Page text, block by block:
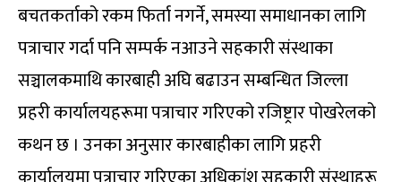
बचतकर्ताको रकम फिर्ता नगर्ने, समस्या समाधानका लागि
पत्राचार गर्दा पनि सम्पर्क नआउने सहकारी संस्थाका
सञ्चालकमाथि कारबाही अघि बढाउन सम्बन्धित जिल्ला
प्रहरी कार्यालयहरूमा पत्राचार गरिएको रजिष्ट्रार पोखरेलको
कथन छ । उनका अनुसार कारबाहीका लागि प्रहरी